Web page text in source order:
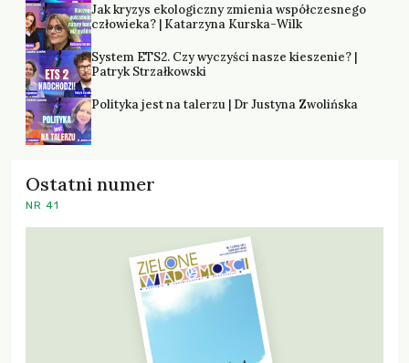
Jak kryzys ekologiczny zmienia współczesnego
człowieka? | Katarzyna Kurska-Wilk
System ETS2. Czy wyczyści nasze kieszenie? |
Patryk Strzałkowski
Polityka jest na talerzu | Dr Justyna Zwolińska
Ostatni numer
NR 41